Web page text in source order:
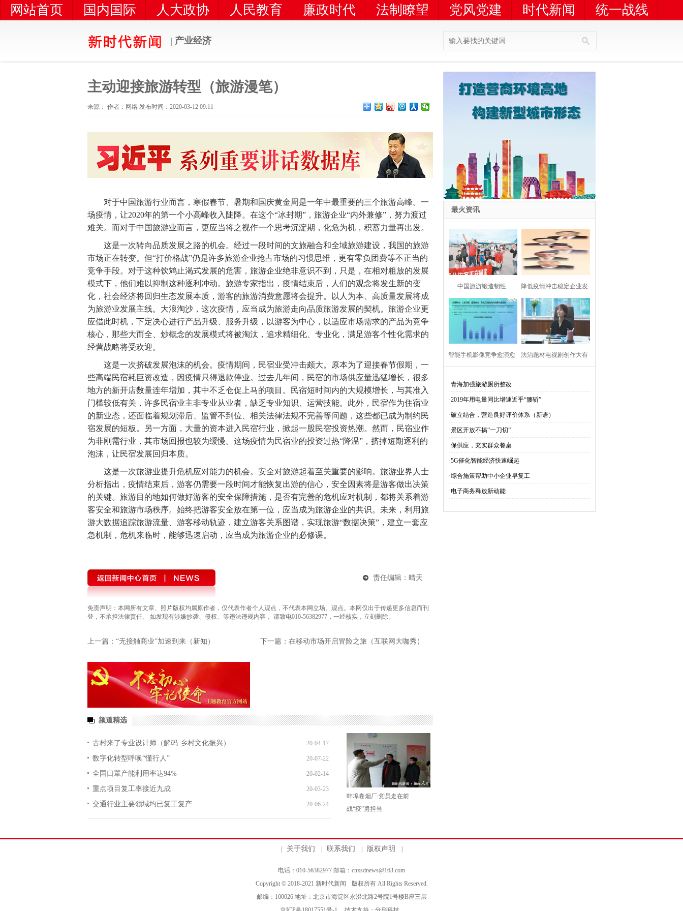
网站首页 国内国际 人大政协 人民教育 廉政时代 法制瞭望 党风党建 时代新闻
统一战线
| 产业经济
主动迎接旅游转型（旅游漫笔）
来源： 作者：网络 发布时间：2020-03-12 09:11
对于中国旅游行业而言，寒假春节、暑期和国庆黄金周是一年中最重要的三个旅游高峰。一
场疫情，让2020年的第一个小高峰收入陡降。在这个“冰封期”，旅游企业“内外兼修”，努力渡过
难关。而对于中国旅游业而言，更应当将之视作一个思考沉淀期，化危为机，积蓄力量再出发。
这是一次转向品质发展之路的机会。经过一段时间的文旅融合和全域旅游建设，我国的旅游
市场正在转变。但“打价格战”仍是许多旅游企业抢占市场的习惯思维，更有零负团费等不正当的
竞争手段。对于这种饮鸩止渴式发展的危害，旅游企业绝非意识不到，只是，在相对粗放的发展
模式下，他们难以抑制这种逐利冲动。旅游专家指出，疫情结束后，人们的观念将发生新的变
化，社会经济将回归生态发展本质，游客的旅游消费意愿将会提升。以人为本、高质量发展将成
为旅游业发展主线。大浪淘沙，这次疫情，应当成为旅游走向品质旅游发展的契机。旅游企业更
应借此时机，下定决心进行产品升级、服务升级，以游客为中心，以适应市场需求的产品为竞争
核心，那些大而全、炒概念的发展模式将被淘汰，追求精细化、专业化，满足游客个性化需求的
经营战略将受欢迎。
这是一次挤破发展泡沫的机会。疫情期间，民宿业受冲击颇大。原本为了迎接春节假期，一
些高端民宿耗巨资改造，因疫情只得退款停业。过去几年间，民宿的市场供应量迅猛增长，很多
地方的新开店数量连年增加，其中不乏仓促上马的项目。民宿短时间内的大规模增长，与其准入
门槛较低有关，许多民宿业主非专业从业者，缺乏专业知识、运营技能。此外，民宿作为住宿业
的新业态，还面临着规划滞后、监管不到位、相关法律法规不完善等问题，这些都已成为制约民
宿发展的短板。另一方面，大量的资本进入民宿行业，掀起一股民宿投资热潮。然而，民宿业作
为非刚需行业，其市场回报也较为缓慢。这场疫情为民宿业的投资过热“降温”，挤掉短期逐利的
泡沫，让民宿发展回归本质。
这是一次旅游业提升危机应对能力的机会。安全对旅游起着至关重要的影响。旅游业界人士
分析指出，疫情结束后，游客仍需要一段时间才能恢复出游的信心，安全因素将是游客做出决策
的关键。旅游目的地如何做好游客的安全保障措施，是否有完善的危机应对机制，都将关系着游
客安全和旅游市场秩序。始终把游客安全放在第一位，应当成为旅游企业的共识。未来，利用旅
游大数据追踪旅游流量、游客移动轨迹，建立游客关系图谱，实现旅游“数据决策”，建立一套应
急机制，危机来临时，能够迅速启动，应当成为旅游企业的必修课。
责任编辑：晴天
免责声明：本网所有文章、照片版权均属原作者，仅代表作者个人观点，不代表本网立场、观点。本网仅出于传递更多信息而刊
登，不承担法律责任。 如发现有涉嫌抄袭、侵权、等违法违规内容， 请致电010-56382977，一经核实，立刻删除。
上一篇：“无接触商业”加速到来（新知） 下一篇：在移动市场开启冒险之旅（互联网大咖秀）
频道精选
古村来了专业设计师（解码·乡村文化振兴） 20-04-17
数字化转型呼唤“懂行人” 20-07-22
全国口罩产能利用率达94% 20-02-14
重点项目复工率接近九成 20-03-23
交通行业主要领域均已复工复产 20-06-24
蚌埠卷烟厂:党员走在前
战“疫”勇担当
最火资讯
中国旅游锻造韧性 降低疫情冲击稳定企业发
展（议政建言）
智能手机影像竞争愈演愈 法治题材电视剧创作大有
·青海加强旅游厕所整改
·2019年用电量同比增速近乎“腰斩”
·破立结合，营造良好评价体系（新语）
·景区开放不搞“一刀切”
·保供应，充实群众餐桌
·5G催化智能经济快速崛起
·综合施策帮助中小企业早复工
·电子商务释放新动能
关于我们 联系我们 版权声明
电话：010-56382977 邮箱：cnxsdnews@163.com
Copyright © 2018-2021 新时代新闻
版权所有 All Rights Reserved.
邮编：100026 地址：北京市海淀区永澄北路2号院1号楼B座三层